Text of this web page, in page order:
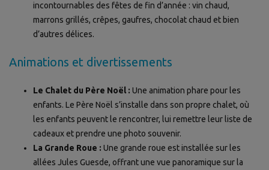
incontournables des fêtes de fin d’année : vin chaud,
marrons grillés, crêpes, gaufres, chocolat chaud et bien
d’autres délices.
Animations et divertissements
Le Chalet du Père Noël : Une animation phare pour les
enfants. Le Père Noël s’installe dans son propre chalet, où
les enfants peuvent le rencontrer, lui remettre leur liste de
cadeaux et prendre une photo souvenir.
La Grande Roue : Une grande roue est installée sur les
allées Jules Guesde, offrant une vue panoramique sur la